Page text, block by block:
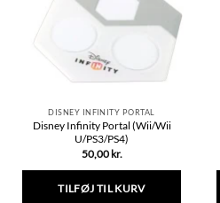
DISNEY INFINITY PORTAL
Disney Infinity Portal (Wii/Wii
U/PS3/PS4)
50,00 kr.
TILFØJ TIL KURV